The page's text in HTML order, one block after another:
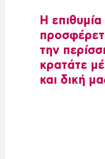
Η
την
κρατάτε
και δική